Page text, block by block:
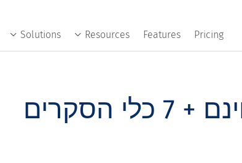
Solutions Resources Features Pricing
תשאול חי: מדריך חינם + 7 כלי הסקרים